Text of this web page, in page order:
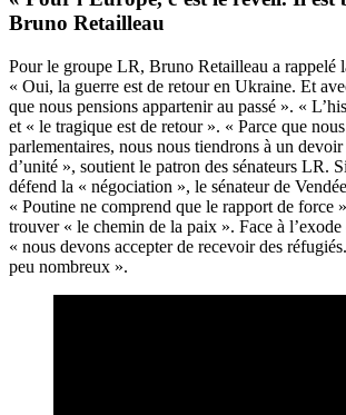
Bruno Retailleau
Pour le groupe LR, Bruno Retailleau a rappelé
« Oui, la guerre est de retour en Ukraine. Et
que nous pensions appartenir au passé ». «
et « le tragique est de retour ». « Parce que
parlementaires, nous nous tiendrons à un
d’unité », soutient le patron des sénateurs LR.
défend la « négociation », le sénateur de
« Poutine ne comprend que le rapport de force
trouver « le chemin de la paix ». Face à
« nous devons accepter de recevoir des
peu nombreux ».